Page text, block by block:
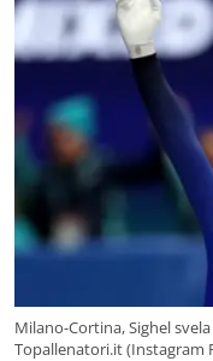
Milano-Cortina, Sighel
Topallenatori.it (Instagram